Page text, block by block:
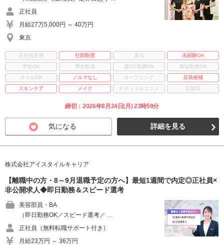
正社員
月給27万5,000円 ～ 40万円
東京
正社員登用 社割制度 賞与
未経験OK
学生OK
男女歓迎 週3日勤務OK
時短勤務OK
ネイルOK
ノルマなし オープニング
店長候補
スキンケア
メイク ナチュラルコスメ 百貨店
締切：2026年8月24日(月) 23時59分
気になる 詳細を見る
株式会社アイスタイルキャリア
【離職中の方・8～9月退職予定の方へ】最短1週間で内定◎正社員×
非公開求人◆即日勤務＆スピード選考
美容部員・BA
（即日勤務OK／スピード選考／ …
正社員（無料転職サポート付き）
月給23万円 ～ 36万円